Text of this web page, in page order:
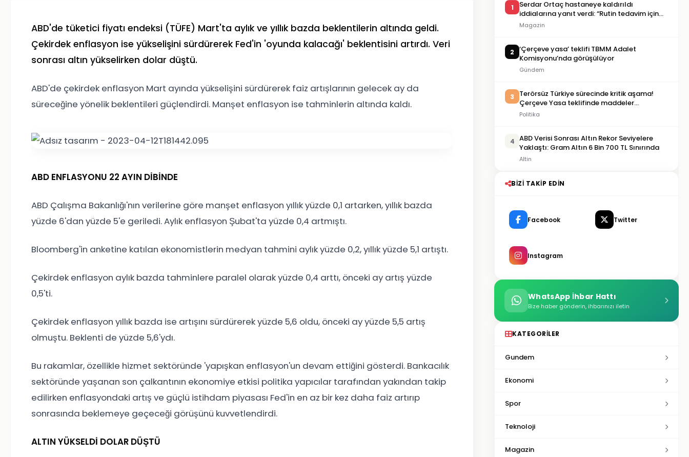
ABD'de tüketici fiyatı endeksi (TÜFE) Mart'ta aylık ve yıllık bazda beklentilerin altında geldi.
Çekirdek enflasyon ise yükselişini sürdürerek Fed'in 'oyunda kalacağı' beklentisini artırdı. Veri
sonrası altın yükselirken dolar düştü.
ABD'de çekirdek enflasyon Mart ayında yükselişini sürdürerek faiz artışlarının gelecek ay da
süreceğine yönelik beklentileri güçlendirdi. Manşet enflasyon ise tahminlerin altında kaldı.
ABD ENFLASYONU 22 AYIN DİBİNDE
ABD Çalışma Bakanlığı'nın verilerine göre manşet enflasyon yıllık yüzde 0,1 artarken, yıllık bazda
yüzde 6'dan yüzde 5'e geriledi. Aylık enflasyon Şubat'ta yüzde 0,4 artmıştı.
Bloomberg'in anketine katılan ekonomistlerin medyan tahmini aylık yüzde 0,2, yıllık yüzde 5,1 artıştı.
Çekirdek enflasyon aylık bazda tahminlere paralel olarak yüzde 0,4 arttı, önceki ay artış yüzde
0,5'ti.
Çekirdek enflasyon yıllık bazda ise artışını sürdürerek yüzde 5,6 oldu, önceki ay yüzde 5,5 artış
olmuştu. Beklenti de yüzde 5,6'ydı.
Bu rakamlar, özellikle hizmet sektöründe 'yapışkan enflasyon'un devam ettiğini gösterdi. Bankacılık
sektöründe yaşanan son çalkantının ekonomiye etkisi politika yapıcılar tarafından yakından takip
edilirken enflasyondaki artış ve güçlü istihdam piyasası Fed'in en az bir kez daha faiz artırıp
sonrasında beklemeye geçeceği görüşünü kuvvetlendirdi.
ALTIN YÜKSELDİ DOLAR DÜŞTÜ
1
Serdar Ortaç hastaneye kaldırıldı
iddialarına yanıt verdi: “Rutin tedavim için
buradayım”
Magazin
2
‘Çerçeve yasa’ teklifi TBMM Adalet
Komisyonu’nda görüşülüyor
Gündem
3
Terörsüz Türkiye sürecinde kritik aşama!
Çerçeve Yasa teklifinde maddeler
görüşülmeye başlandı
Politika
4 ABD Verisi Sonrası Altın Rekor Seviyelere
Yaklaştı: Gram Altın 6 Bin 700 TL Sınırında
Altin
BIZI TAKIP EDIN
Facebook Twitter
Instagram
WhatsApp İhbar Hattı
Bize haber gönderin, ihbarınızı iletin
KATEGORILER
Gundem
Ekonomi
Spor
Teknoloji
Magazin